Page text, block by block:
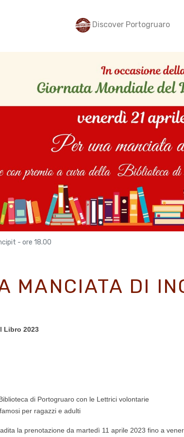
Discover Portogruaro
- ore 18.00
MANCIATA DI
Libro 2023
di Portogruaro con le Lettrici volontarie
per ragazzi e adulti
la prenotazione da martedì 11 aprile 2023 fino a